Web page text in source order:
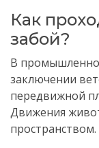
Как
забой?
В
заключении
передвижной
Движения
пространством.